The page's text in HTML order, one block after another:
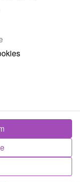
horskom
ponúka...